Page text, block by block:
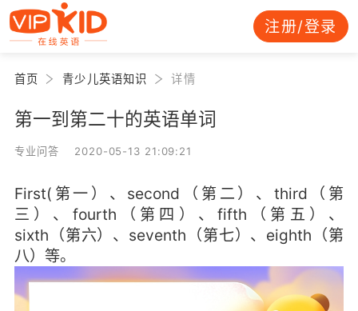
注册/登录
首页 青少儿英语知识 详情
第一到第二十的英语单词
专业问答 2020-05-13 21:09:21
First(第一）、second（第二）、third（第
三）、fourth（第四）、fifth（第五）、
sixth（第六）、seventh（第七）、eighth（第
八）等。